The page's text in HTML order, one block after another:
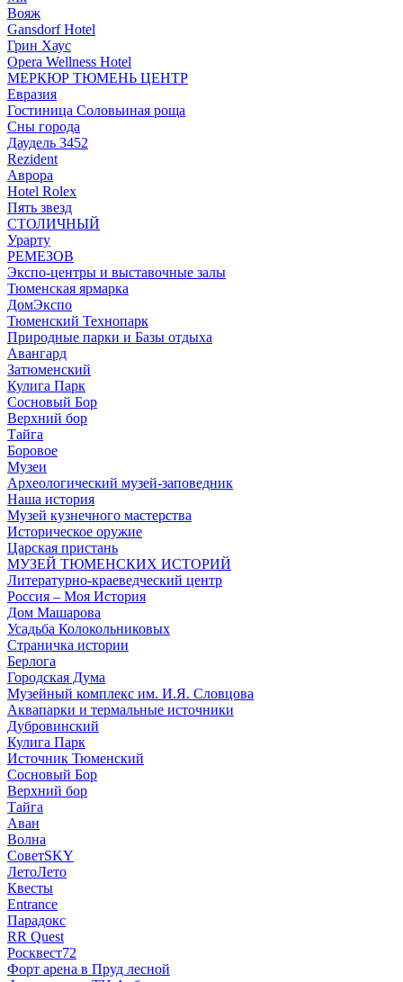
Вояж
Gansdorf Hotel
Грин Хаус
Opera Wellness Hotel
МЕРКЮР ТЮМЕНЬ ЦЕНТР
Евразия
Гостиница Соловьиная роща
Сны города
Даудель 3452
Rezident
Аврора
Hotel Rolex
Пять звезд
СТОЛИЧНЫЙ
Урарту
РЕМЕЗОВ
Экспо-центры и выставочные залы
Тюменская ярмарка
ДомЭкспо
Тюменский Технопарк
Природные парки и Базы отдыха
Авангард
Затюменский
Кулига Парк
Сосновый Бор
Верхний бор
Тайга
Боровое
Музеи
Археологический музей-заповедник
Наша история
Музей кузнечного мастерства
Историческое оружие
Царская пристань
МУЗЕЙ ТЮМЕНСКИХ ИСТОРИЙ
Литературно-краеведческий центр
Россия – Моя История
Дом Машарова
Усадьба Колокольниковых
Страничка истории
Берлога
Городская Дума
Музейный комплекс им. И.Я. Словцова
Аквапарки и термальные источники
Дубровинский
Кулига Парк
Источник Тюменский
Сосновый Бор
Верхний бор
Тайга
Аван
Волна
СоветSKY
ЛетоЛето
Квесты
Entrance
Парадокс
RR Quest
Росквест72
Форт арена в Пруд лесной